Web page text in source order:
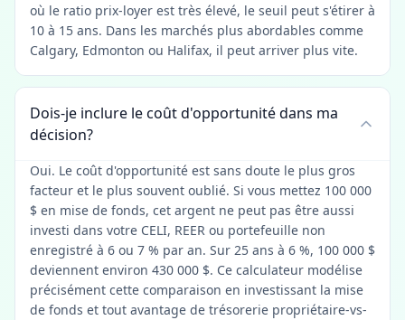
où le ratio prix-loyer est très élevé, le seuil peut s'étirer à
10 à 15 ans. Dans les marchés plus abordables comme
Calgary, Edmonton ou Halifax, il peut arriver plus vite.
Dois-je inclure le coût d'opportunité dans ma
décision?
Oui. Le coût d'opportunité est sans doute le plus gros
facteur et le plus souvent oublié. Si vous mettez 100 000
$ en mise de fonds, cet argent ne peut pas être aussi
investi dans votre CELI, REER ou portefeuille non
enregistré à 6 ou 7 % par an. Sur 25 ans à 6 %, 100 000 $
deviennent environ 430 000 $. Ce calculateur modélise
précisément cette comparaison en investissant la mise
de fonds et tout avantage de trésorerie propriétaire-vs-